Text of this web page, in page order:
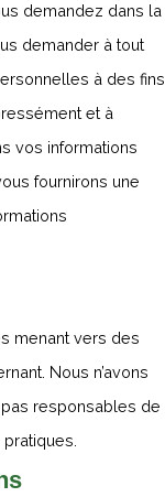
demandez dans la
demander à tout
à des fins
et à
vos informations
fournirons une
menant vers des
Nous n’avons
responsables de